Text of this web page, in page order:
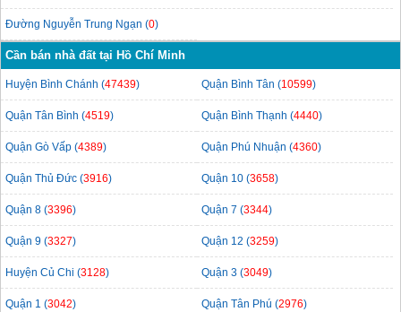
Đường Nguyễn Trung Ngạn (0)
Cần bán nhà đất tại Hồ Chí Minh
Huyện Bình Chánh (47439) Quận Bình Tân (10599)
Quận Tân Bình (4519) Quận Bình Thạnh (4440)
Quận Gò Vấp (4389) Quận Phú Nhuận (4360)
Quận Thủ Đức (3916) Quận 10 (3658)
Quận 8 (3396) Quận 7 (3344)
Quận 9 (3327) Quận 12 (3259)
Huyện Củ Chi (3128) Quận 3 (3049)
Quận 1 (3042) Quận Tân Phú (2976)